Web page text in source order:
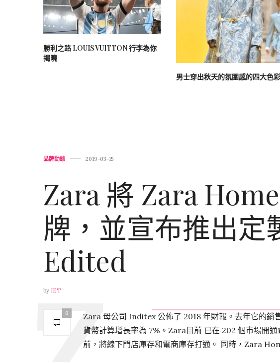
勝利之路 LOUIS VUITTON 行李為你
揭曉
男士穿出秋天的氛圍感的四大色彩
品牌動態 2019-03-15
Zara 將 Zara
牌，並宣布推出定
Edited
by JET
0
Zara 母公司 Inditex 公佈了 2018 年財報。去年它的銷
貨幣計算增長率為 7%。Zara目前 已在 202 個市場開
前，將線下門店庫存和電商庫存打通。 同時，Zara